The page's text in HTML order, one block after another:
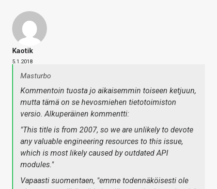
Kaotik
5.1.2018
Masturbo
Kommentoin tuosta jo aikaisemmin toiseen ketjuun,
mutta tämä on se hevosmiehen tietotoimiston
versio. Alkuperäinen kommentti:
"This title is from 2007, so we are unlikely to devote
any valuable engineering resources to this issue,
which is most likely caused by outdated API
modules."
Vapaasti suomentaen, "emme todennäköisesti ole